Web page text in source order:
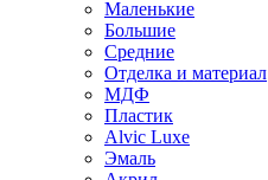
Маленькие
Большие
Средние
Отделка и материал
МДФ
Пластик
Alvic Luxe
Эмаль